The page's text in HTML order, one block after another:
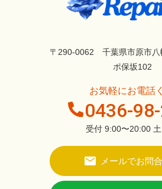
〒290-0062 千葉県市原市
ポ保坂102
お気軽にお電話
0436-
受付 9:00〜20:00
メールでお問